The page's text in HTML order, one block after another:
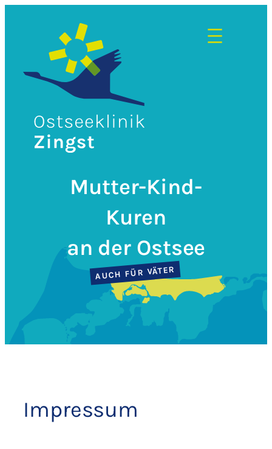
Mutter-Kind-
Kuren
an der Ostsee
AUCH FÜR VÄTER
Impressum